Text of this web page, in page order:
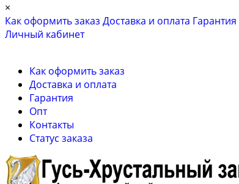
×
Как оформить заказ Доставка и оплата Гарантия
Личный кабинет
Как оформить заказ
Доставка и оплата
Гарантия
Опт
Контакты
Cтатус заказа